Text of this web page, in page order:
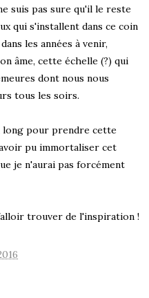
suis pas sure qu'il le reste
qui s'installent dans ce coin
les années à venir,
âme, cette échelle (?) qui
dont nous nous
tous les soirs.
long pour prendre cette
pu immortaliser cet
je n'aurai pas forcément
trouver de l'inspiration !